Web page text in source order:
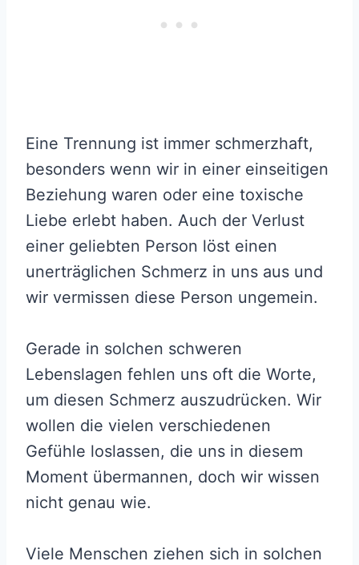
Eine Trennung ist immer schmerzhaft,
besonders wenn wir in einer einseitigen
Beziehung waren oder eine toxische
Liebe erlebt haben. Auch der Verlust
einer geliebten Person löst einen
unerträglichen Schmerz in uns aus und
wir vermissen diese Person ungemein.
Gerade in solchen schweren
Lebenslagen fehlen uns oft die Worte,
um diesen Schmerz auszudrücken. Wir
wollen die vielen verschiedenen
Gefühle loslassen, die uns in diesem
Moment übermannen, doch wir wissen
nicht genau wie.
Viele Menschen ziehen sich in solchen